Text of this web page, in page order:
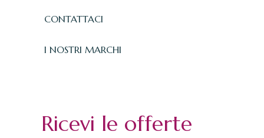
CONTATTACI
I NOSTRI MARCHI
Ricevi le offerte